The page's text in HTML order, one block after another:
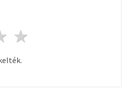
4 csillagok
csillagok